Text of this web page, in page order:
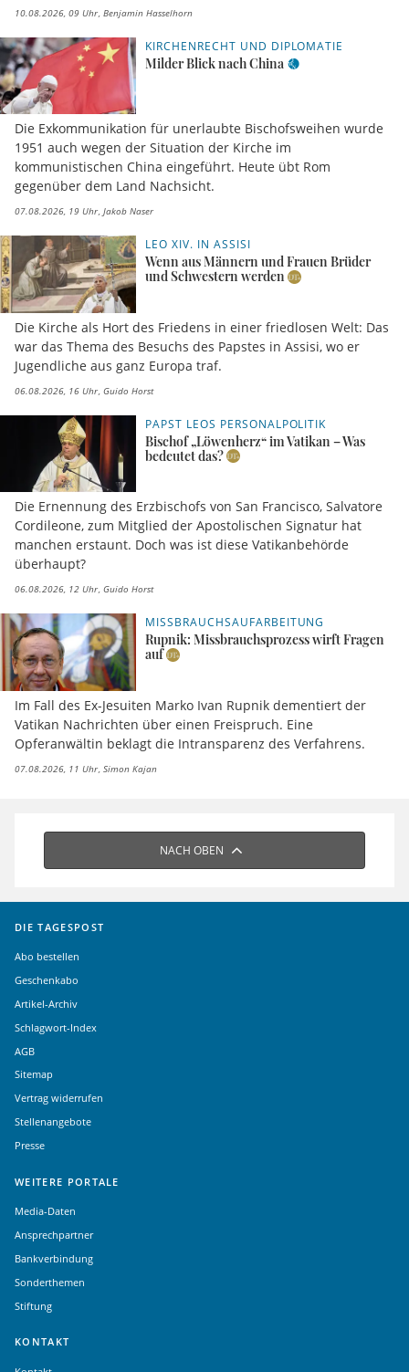
10.08.2026, 09 Uhr Benjamin Hasselhorn
KIRCHENRECHT UND DIPLOMATIE
Milder Blick nach China
Die Exkommunikation für unerlaubte Bischofsweihen wurde
1951 auch wegen der Situation der Kirche im
kommunistischen China eingeführt. Heute übt Rom
gegenüber dem Land Nachsicht.
07.08.2026, 19 Uhr Jakob Naser
LEO XIV. IN ASSISI
Wenn aus Männern und Frauen Brüder
und Schwestern werden
Die Kirche als Hort des Friedens in einer friedlosen Welt: Das
war das Thema des Besuchs des Papstes in Assisi, wo er
Jugendliche aus ganz Europa traf.
06.08.2026, 16 Uhr Guido Horst
PAPST LEOS PERSONALPOLITIK
Bischof „Löwenherz“ im Vatikan – Was
bedeutet das?
Die Ernennung des Erzbischofs von San Francisco, Salvatore
Cordileone, zum Mitglied der Apostolischen Signatur hat
manchen erstaunt. Doch was ist diese Vatikanbehörde
überhaupt?
06.08.2026, 12 Uhr Guido Horst
MISSBRAUCHSAUFARBEITUNG
Rupnik: Missbrauchsprozess wirft Fragen
auf
Im Fall des Ex-Jesuiten Marko Ivan Rupnik dementiert der
Vatikan Nachrichten über einen Freispruch. Eine
Opferanwältin beklagt die Intransparenz des Verfahrens.
07.08.2026, 11 Uhr Simon Kajan
NACH OBEN
DIE TAGESPOST
Abo bestellen
Geschenkabo
Artikel-Archiv
Schlagwort-Index
AGB
Sitemap
Vertrag widerrufen
Stellenangebote
Presse
WEITERE PORTALE
Media-Daten
Ansprechpartner
Bankverbindung
Sonderthemen
Stiftung
KONTAKT